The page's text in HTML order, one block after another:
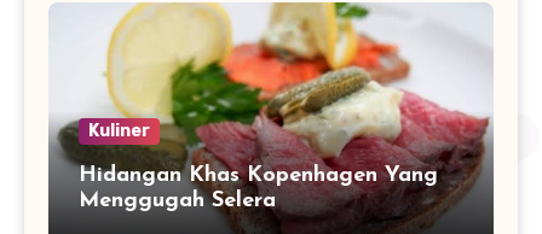
Kuliner
Hidangan Khas Kopenhagen Yang
Menggugah Selera